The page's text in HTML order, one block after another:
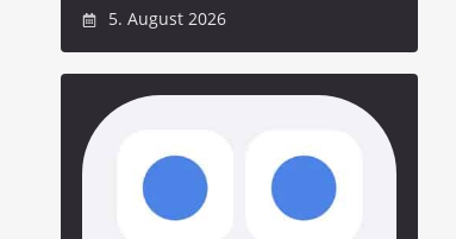
5. August 2026